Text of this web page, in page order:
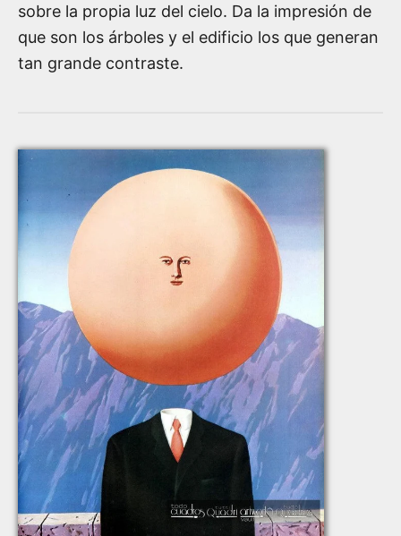
sobre la propia luz del cielo. Da la impresión de
que son los árboles y el edificio los que generan
tan grande contraste.